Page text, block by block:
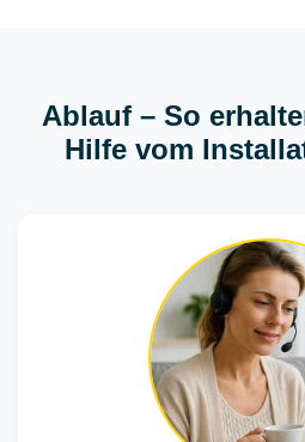
Ablauf – So
Hilfe vom